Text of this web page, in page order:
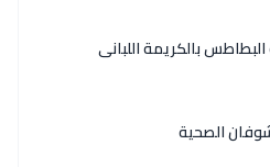
بالكريمة اللبانى
الصحية